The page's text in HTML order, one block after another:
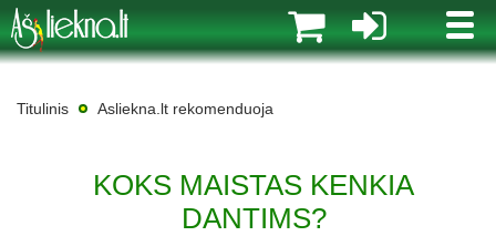
MENIU
Titulinis Asliekna.lt rekomenduoja
KOKS MAISTAS KENKIA
DANTIMS?